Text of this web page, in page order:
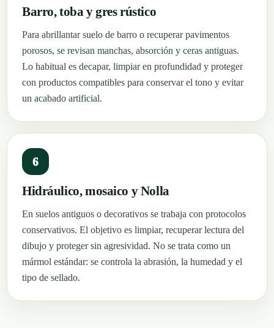
Barro, toba y gres rústico
Para abrillantar suelo de barro o recuperar pavimentos
porosos, se revisan manchas, absorción y ceras antiguas.
Lo habitual es decapar, limpiar en profundidad y proteger
con productos compatibles para conservar el tono y evitar
un acabado artificial.
6
Hidráulico, mosaico y Nolla
En suelos antiguos o decorativos se trabaja con protocolos
conservativos. El objetivo es limpiar, recuperar lectura del
dibujo y proteger sin agresividad. No se trata como un
mármol estándar: se controla la abrasión, la humedad y el
tipo de sellado.